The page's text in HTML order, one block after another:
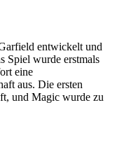
entwickelt und
Spiel wurde erstmals
eine
aus. Die ersten
und Magic wurde zu